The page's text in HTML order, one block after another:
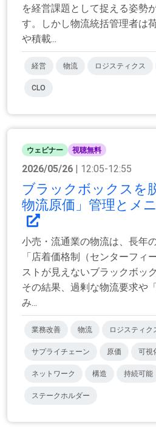
を経営課題として捉える姿勢
す。しかし物流統括管理者は
や積載...
経営 物流 ロジスティクス
CLO
ウェビナー 視聴無料
2026/05/26 | 12:05-12:55
ブラックボックスを
物流原価」管理とメ
小売・流通業の物流は、長年
「店着価格制（センターフィ
ストが見えないブラックボッ
その結果、過剰な物流要求や
み...
業務改善 物流 ロジスティク
サプライチェーン 原価 可視
ネットワーク 構造 持続可能
ステークホルダー